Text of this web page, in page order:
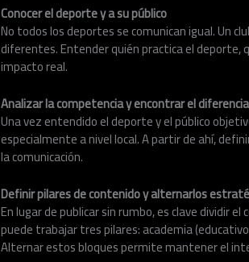
Conocer el deporte y a su público
No todos los deportes se comunican igual. Un
diferentes. Entender quién practica el deporte,
impacto real.
Analizar la competencia y encontrar el
Una vez entendido el deporte y el público
especialmente a nivel local. A partir de ahí,
la comunicación.
Definir pilares de contenido y alternarlos
En lugar de publicar sin rumbo, es clave dividir
puede trabajar tres pilares: academia
Alternar estos bloques permite mantener el